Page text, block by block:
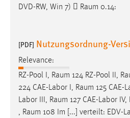
DVD-RW, Win 7)  Raum 0.14:
[PDF] Nutzungsordnung-
Relevance:
RZ-Pool I, Raum 124 RZ-Pool II,
224 CAE-Labor I, Raum 125 CAE-
Labor III, Raum 127 CAE-Labor IV,
, Raum 108 Im [...] verteilt: EDV-